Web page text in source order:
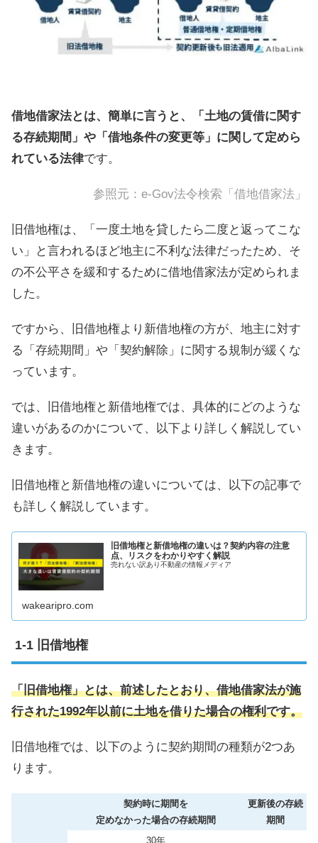
借地借家法とは、簡単に言うと、「土地の賃借に関す
る存続期間」や「借地条件の変更等」に関して定めら
れている法律です。
参照元： e-Gov法令検索「借地借家法」
旧借地権は、「一度土地を貸したら二度と返ってこな
い」と言われるほど地主に不利な法律だったため、そ
の不公平さを緩和するために借地借家法が定められま
した。
ですから、旧借地権より新借地権の方が、地主に対す
る「存続期間」や「契約解除」に関する規制が緩くな
っています。
では、旧借地権と新借地権では、具体的にどのような
違いがあるのかについて、以下より詳しく解説してい
きます。
旧借地権と新借地権の違いについては、以下の記事で
も詳しく解説しています。
旧借地権と新借地権の違いは？契約内容の注意
点、リスクをわかりやすく解説
売れない訳あり不動産の情報メディア
wakearipro.com
旧借地権
「旧借地権」とは、前述したとおり、借地借家法が施
行された1992年以前に土地を借りた場合の権利です。
旧借地権では、以下のように契約期間の種類が2つあ
ります。
契約時に期間を
定めなかった場合の存続期間
更新後の存続
期間
30年